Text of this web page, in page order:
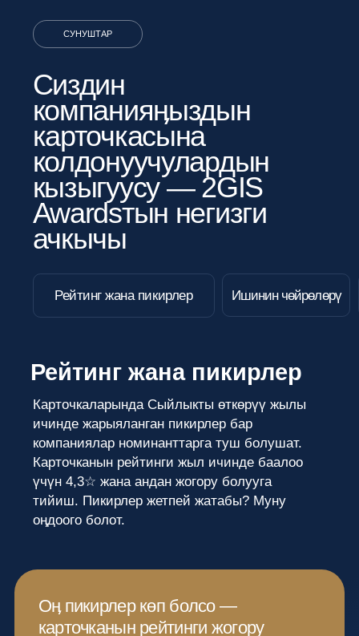
кайтарым байланыш калтырууга
мотивдештириӊиз.
Пикирлер жөнүндө
Пикирлер жөнүндө жеке
сураныӊыз
Пикирлер менен иштеӊиз